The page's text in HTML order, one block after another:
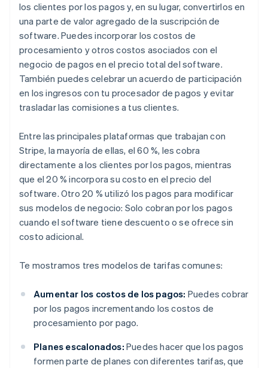
los clientes por los pagos y, en su lugar, convertirlos en
una parte de valor agregado de la suscripción de
software. Puedes incorporar los costos de
procesamiento y otros costos asociados con el
negocio de pagos en el precio total del software.
También puedes celebrar un acuerdo de participación
en los ingresos con tu procesador de pagos y evitar
trasladar las comisiones a tus clientes.
Entre las principales plataformas que trabajan con
Stripe, la mayoría de ellas, el 60 %, les cobra
directamente a los clientes por los pagos, mientras
que el 20 % incorpora su costo en el precio del
software. Otro 20 % utilizó los pagos para modificar
sus modelos de negocio: Solo cobran por los pagos
cuando el software tiene descuento o se ofrece sin
costo adicional.
Te mostramos tres modelos de tarifas comunes:
Aumentar los costos de los pagos: Puedes cobrar
por los pagos incrementando los costos de
procesamiento por pago.
Planes escalonados: Puedes hacer que los pagos
formen parte de planes con diferentes tarifas, que